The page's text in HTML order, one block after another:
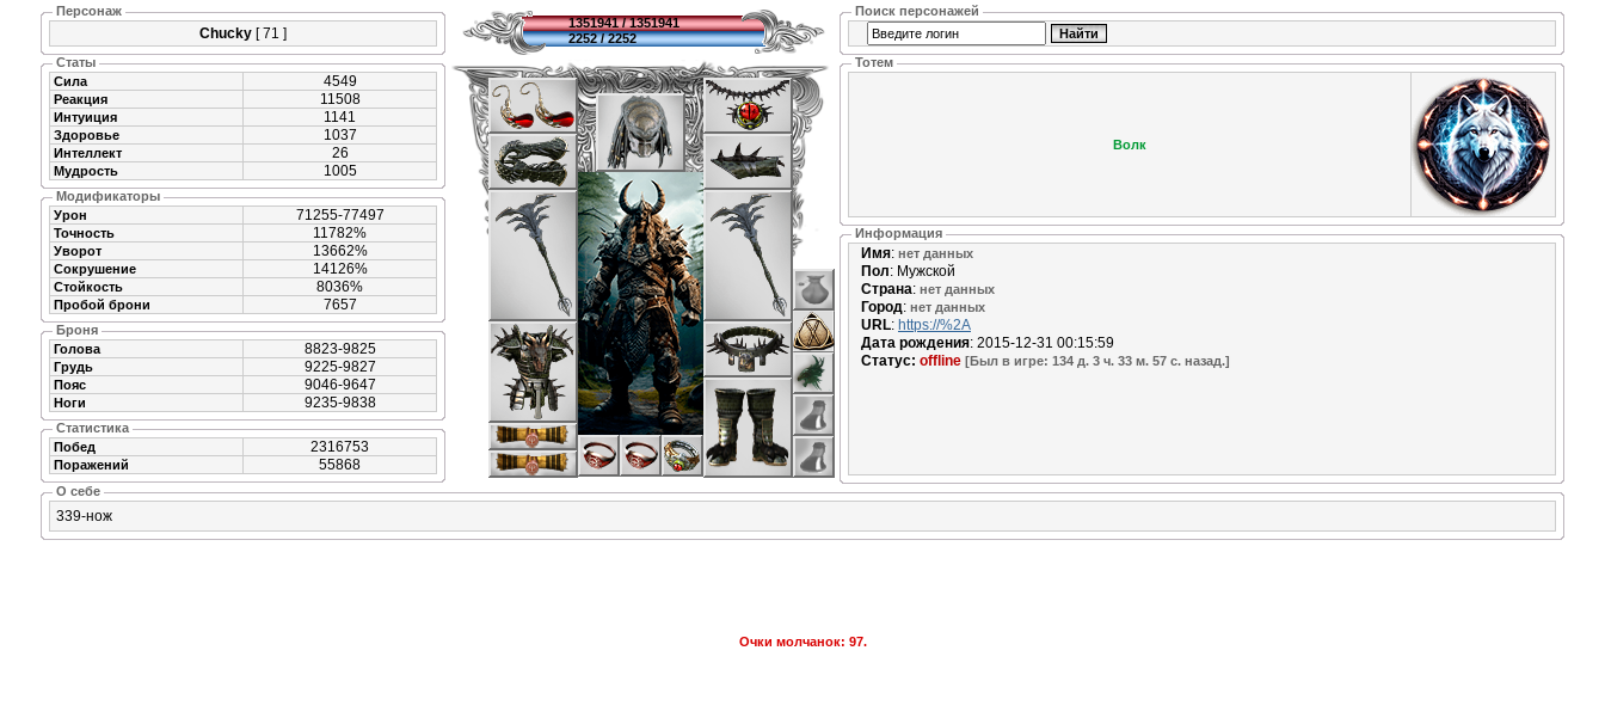
Chucky [ 71 ]
Персонаж
1351941 / 1351941
2252 / 2252
Поиск персонажей
Сила 4549
Реакция 11508
Интуиция 1141
Здоровье 1037
Интеллект 26
Мудрость 1005
Статы
Урон 71255-77497
Точность 11782%
Уворот 13662%
Сокрушение 14126%
Стойкость 8036%
Пробой брони 7657
Модификаторы
Голова 8823-9825
Грудь 9225-9827
Пояс 9046-9647
Ноги 9235-9838
Броня
Побед 2316753
Поражений 55868
Статистика
Волк
Тотем
Имя: нет данных
Пол: Мужской
Страна: нет данных
Город: нет данных
URL: https://%2A
Дата рождения: 2015-12-31 00:15:59
Статус: offline [Был в игре: 134 д. 3 ч. 33 м. 57 с. назад.]
Информация
339-нож
О себе
Очки молчанок: 97.